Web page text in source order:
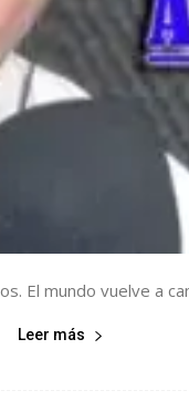
El mundo vuelve a
Leer más